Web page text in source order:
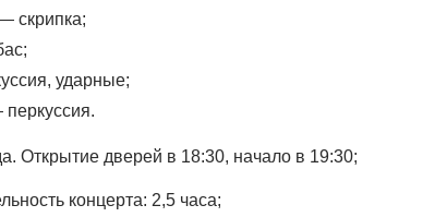
скрипка;
ударные;
Открытие дверей в 18:30, начало в 19:30;
концерта: 2,5 часа;